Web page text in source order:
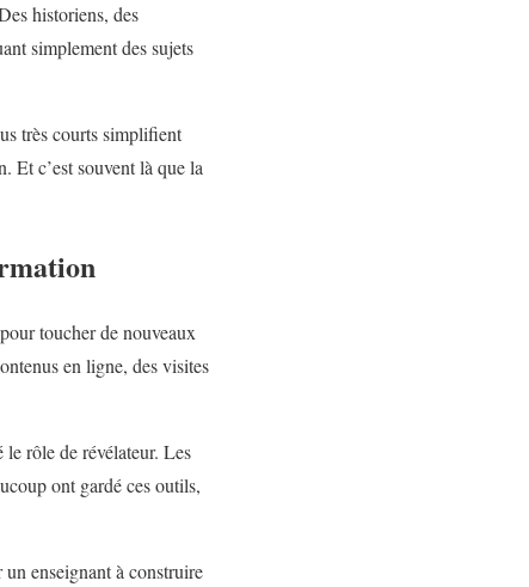
historiens, des
simplement des sujets
très courts simplifient
Et c’est souvent là que la
toucher de nouveaux
en ligne, des visites
le rôle de révélateur. Les
ont gardé ces outils,
enseignant à construire